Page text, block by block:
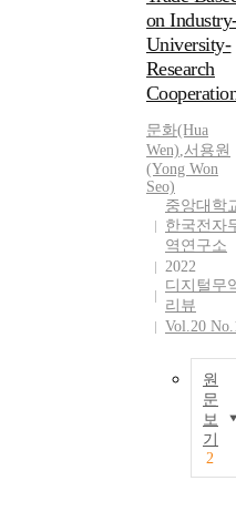
on
University-
Research
문화(Hua
Wen),서용원
(Yong Won
Seo)
중앙대학
한국전자
역연구소
2022
디지털무
리뷰
Vol.20
원
문
보
기
2